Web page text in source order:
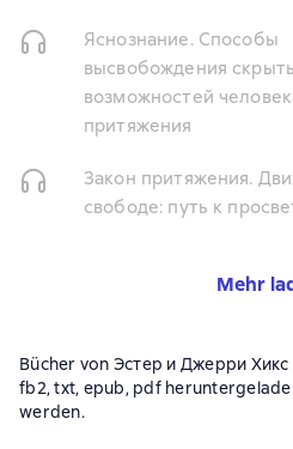
Яснознание. Способы
высвобождения
возможностей
притяжения
Закон притяжения.
свободе: путь к
Mehr
Bücher von Эстер и Джерри
fb2, txt, epub, pdf
werden.